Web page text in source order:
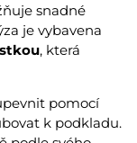
snadné
je vybavena
, která
pomocí
k podkladu.